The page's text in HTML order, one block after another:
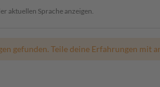
aktuellen Sprache anzeigen.
gefunden. Teile deine Erfahrungen mit